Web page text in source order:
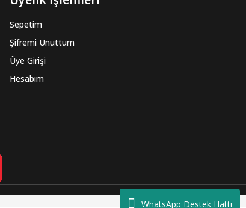
WhatsApp Destek Hattı
Sepetim
Şifremi Unuttum
Üye Girişi
Hesabım